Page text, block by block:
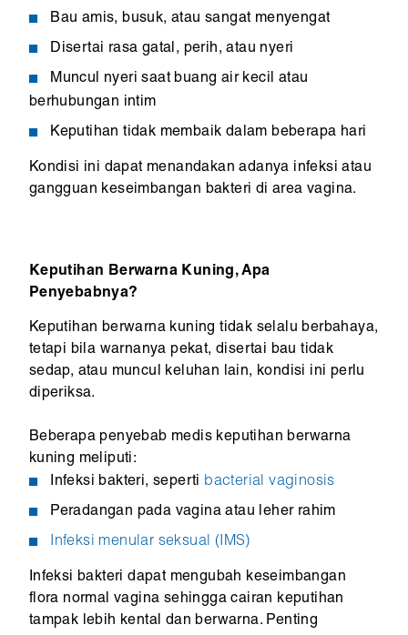
Bau amis, busuk, atau sangat menyengat
Disertai rasa gatal, perih, atau nyeri
Muncul nyeri saat buang air kecil atau
berhubungan intim
Keputihan tidak membaik dalam beberapa hari
Kondisi ini dapat menandakan adanya infeksi atau
gangguan keseimbangan bakteri di area vagina.
Keputihan Berwarna Kuning, Apa
Penyebabnya?
Keputihan berwarna kuning tidak selalu berbahaya,
tetapi bila warnanya pekat, disertai bau tidak
sedap, atau muncul keluhan lain, kondisi ini perlu
diperiksa.
Beberapa penyebab medis keputihan berwarna
kuning meliputi:
Infeksi bakteri, seperti bacterial vaginosis
Peradangan pada vagina atau leher rahim
Infeksi menular seksual (IMS)
Infeksi bakteri dapat mengubah keseimbangan
flora normal vagina sehingga cairan keputihan
tampak lebih kental dan berwarna. Penting